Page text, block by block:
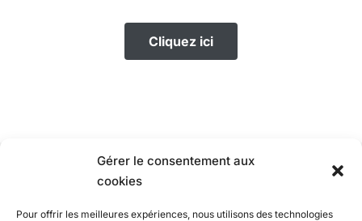
Gérer le consentement aux
cookies
Pour offrir les meilleures expériences, nous utilisons des technologies
Cliquez ici